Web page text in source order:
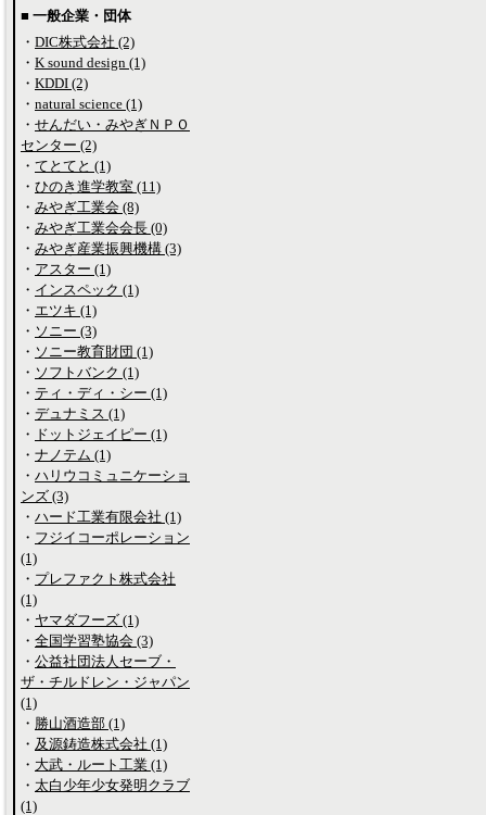
■ 一般企業・団体
・ DIC株式会社 (2)
・ K sound design (1)
・ KDDI (2)
・ natural science (1)
・ せんだい・みやぎＮＰＯ
センター (2)
・ てとてと (1)
・ ひのき進学教室 (11)
・ みやぎ工業会 (8)
・ みやぎ工業会会長 (0)
・ みやぎ産業振興機構 (3)
・ アスター (1)
・ インスペック (1)
・ エツキ (1)
・ ソニー (3)
・ ソニー教育財団 (1)
・ ソフトバンク (1)
・ ティ・ディ・シー (1)
・ デュナミス (1)
・ ドットジェイピー (1)
・ ナノテム (1)
・ ハリウコミュニケーショ
ンズ (3)
・ ハード工業有限会社 (1)
・ フジイコーポレーション
(1)
・ プレファクト株式会社
(1)
・ ヤマダフーズ (1)
・ 全国学習塾協会 (3)
・ 公益社団法人セーブ・
ザ・チルドレン・ジャパン
(1)
・ 勝山酒造部 (1)
・ 及源鋳造株式会社 (1)
・ 大武・ルート工業 (1)
・ 太白少年少女発明クラブ
(1)